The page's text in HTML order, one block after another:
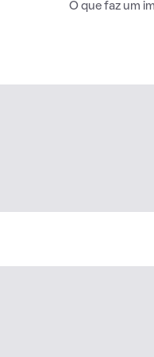
O que faz um